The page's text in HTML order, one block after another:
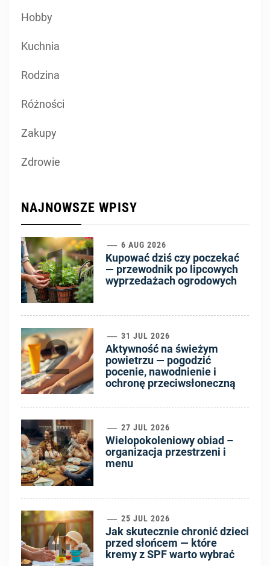
Hobby
Kuchnia
Rodzina
Różności
Zakupy
Zdrowie
NAJNOWSZE WPISY
1 6 AUG 2026
Kupować dziś czy poczekać
— przewodnik po lipcowych
wyprzedażach ogrodowych
2 31 JUL 2026
Aktywność na świeżym
powietrzu — pogodzić
pocenie, nawodnienie i
ochronę przeciwsłoneczną
3 27 JUL 2026
Wielopokoleniowy obiad –
organizacja przestrzeni i
menu
4 25 JUL 2026
Jak skutecznie chronić dzieci
przed słońcem — które
kremy z SPF warto wybrać